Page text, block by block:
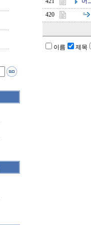
420
이름 제목